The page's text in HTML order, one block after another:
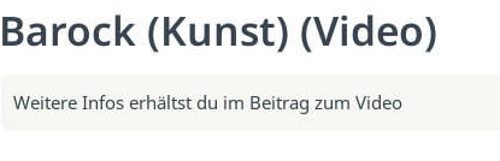
Barock (Kunst) (Video)
Weitere Infos erhältst du im Beitrag zum Video